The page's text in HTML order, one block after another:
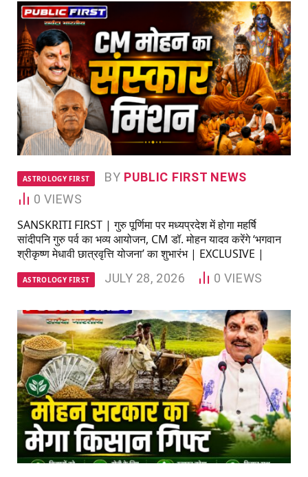
ASTROLOGY FIRST BY PUBLIC FIRST NEWS
0 VIEWS
SANSKRITI FIRST | गुरु पूर्णिमा पर मध्यप्रदेश में होगा महर्षि
सांदीपनि गुरु पर्व का भव्य आयोजन, CM डॉ. मोहन यादव करेंगे ‘भगवान
श्रीकृष्ण मेधावी छात्रवृत्ति योजना’ का शुभारंभ | EXCLUSIVE |
ASTROLOGY FIRST JULY 28, 2026 0 VIEWS